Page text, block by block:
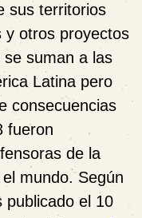
sus territorios
y otros proyectos
suman a las
Latina pero
consecuencias
fueron
de la
mundo. Según
publicado el 10